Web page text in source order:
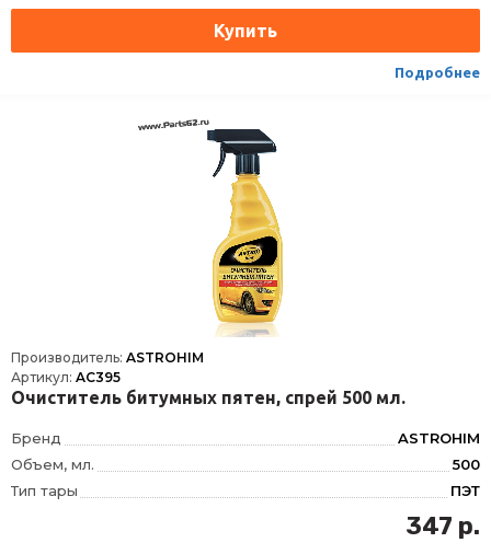
Подробнее
Производитель: ASTROHIM
Артикул: AC395
Очиститель битумных пятен, спрей 500 мл.
Бренд
ASTROHIM
Объем, мл.
500
Тип тары
ПЭТ
347 р.